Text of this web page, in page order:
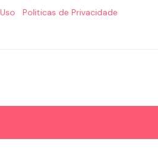
Politicas de Privacidade